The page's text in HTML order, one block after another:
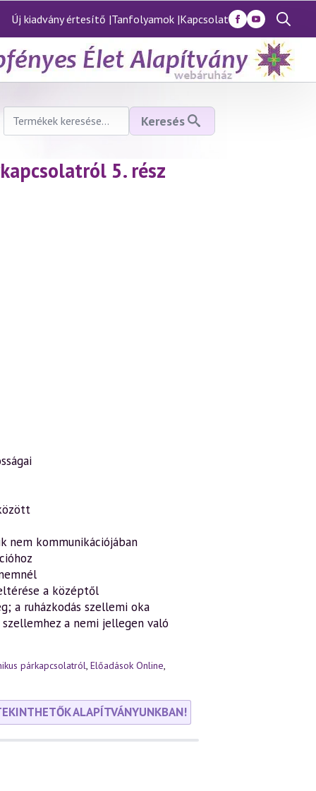
Új kiadvány értesítő |Tanfolyamok |Kapcsolat
Search
for:
Keresés
következőre:
Keresés
5. rész
nem kommunikációjában
a középtől
a ruházkodás szellemi oka
a nemi jellegen való
párkapcsolatról, Előadások Online,
ALAPÍTVÁNYUNKBAN!